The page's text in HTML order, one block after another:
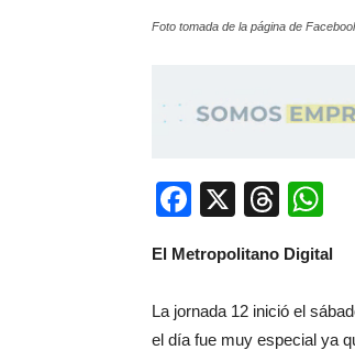
Foto tomada de la página de
Facebook
X
El Metropolitano Digital
La jornada 12 inició el
el día fue muy especial ya